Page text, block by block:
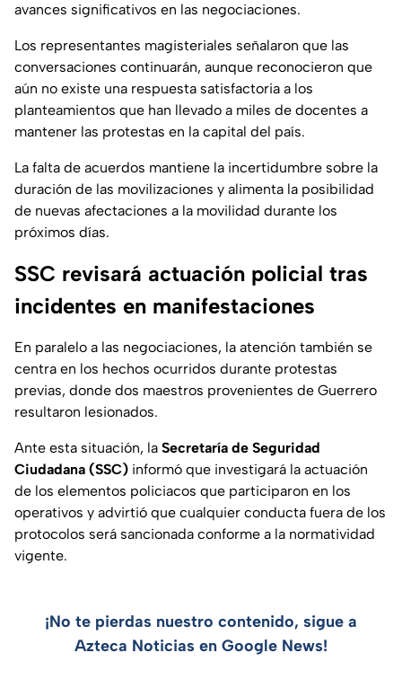
avances significativos en las negociaciones.
Los representantes magisteriales señalaron que las
conversaciones continuarán, aunque reconocieron que
aún no existe una respuesta satisfactoria a los
planteamientos que han llevado a miles de docentes a
mantener las protestas en la capital del país.
La falta de acuerdos mantiene la incertidumbre sobre la
duración de las movilizaciones y alimenta la posibilidad
de nuevas afectaciones a la movilidad durante los
próximos días.
SSC revisará actuación policial tras
incidentes en manifestaciones
En paralelo a las negociaciones, la atención también se
centra en los hechos ocurridos durante protestas
previas, donde dos maestros provenientes de Guerrero
resultaron lesionados.
Ante esta situación, la Secretaría de Seguridad
Ciudadana (SSC) informó que investigará la actuación
de los elementos policiacos que participaron en los
operativos y advirtió que cualquier conducta fuera de los
protocolos será sancionada conforme a la normatividad
vigente.
¡No te pierdas nuestro contenido, sigue a
Azteca Noticias en Google News!